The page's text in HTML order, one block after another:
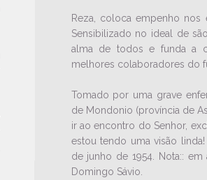
Reza, coloca empenho nos
Sensibilizado no ideal de
alma de todos e funda a
melhores colaboradores do
Tomado por uma grave
de Mondonio (província de
ir ao encontro do Senhor,
estou tendo uma visão
de junho de 1954. Nota::
Domingo Sávio.